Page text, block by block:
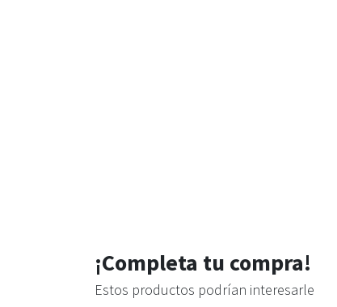
¡Completa tu compra!
Estos productos podrían interesarle